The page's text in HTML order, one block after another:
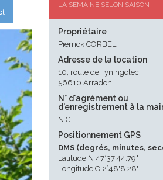
LA SEMAINE SELON SAISON
Propriétaire
Pierrick CORBEL
Adresse de la location
10, route de Tyningolec
56610 Arradon
N° d'agrément ou
d'enregistrement à la
N.C.
Positionnement GPS
DMS (degrés, minutes,
Latitude N 47°37'44.79"
Longitude O 2°48'8.28"